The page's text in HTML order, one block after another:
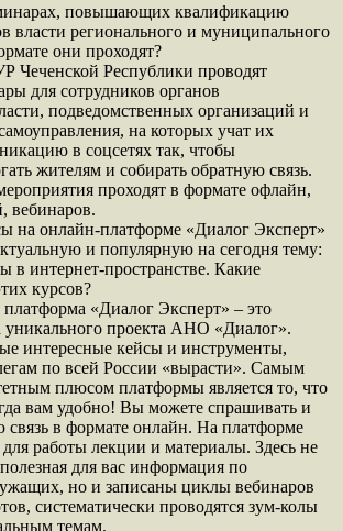
повышающих квалификацию
власти регионального и муниципального
они проходят?
Чеченской Республики проводят
для сотрудников органов
подведомственных организаций и
на которых учат их
в соцсетях так, чтобы
жителям и собирать обратную связь.
проходят в формате офлайн,
вебинаров.
на онлайн-платформе «Диалог Эксперт»
и популярную на сегодня тему:
в интернет-пространстве. Какие
курсов?
платформа «Диалог Эксперт» – это
уникального проекта АНО «Диалог».
интересные кейсы и инструменты,
по всей России «вырасти». Самым
плюсом платформы является то, что
вам удобно! Вы можете спрашивать и
связь в формате онлайн. На платформе
работы лекции и материалы. Здесь не
для вас информация по
но и записаны циклы вебинаров
систематически проводятся зум-колы
темам.